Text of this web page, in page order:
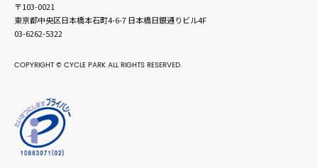
〒103-0021
東京都中央区日本橋本石町4-6-7 日本橋日銀通りビル4F
03-6262-5322
COPYRIGHT © CYCLE PARK ALL RIGHTS RESERVED.